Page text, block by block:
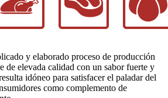
y elaborado proceso de producción
de elevada calidad con un sabor fuerte y
idóneo para satisfacer el paladar del
como complemento de